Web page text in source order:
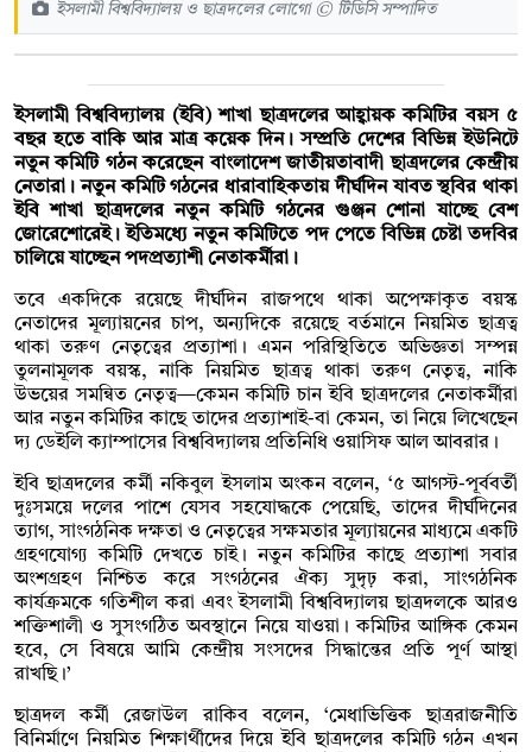
ইসলামী বিশ্ববিদ্যালয় ও ছাত্রদলের লোগো © টিডিসি সম্পাদিত
ইসলামী বিশ্ববিদ্যালয় (ইবি) শাখা ছাত্রদলের আহ্বায়ক কমিটির বয়স ৫
বছর হতে বাকি আর মাত্র কয়েক দিন। সম্প্রতি দেশের বিভিন্ন ইউনিটে
নতুন কমিটি গঠন করেছেন বাংলাদেশ জাতীয়তাবাদী ছাত্রদলের কেন্দ্রীয়
নেতারা। নতুন কমিটি গঠনের ধারাবাহিকতায় দীর্ঘদিন যাবত স্থবির থাকা
ইবি শাখা ছাত্রদলের নতুন কমিটি গঠনের গুঞ্জন শোনা যাচ্ছে বেশ
জোরেশোরেই। ইতিমধ্যে নতুন কমিটিতে পদ পেতে বিভিন্ন চেষ্টা তদবির
চালিয়ে যাচ্ছেন পদপ্রত্যাশী নেতাকর্মীরা।
তবে একদিকে রয়েছে দীর্ঘদিন রাজপথে থাকা অপেক্ষাকৃত বয়স্ক
নেতাদের মূল্যায়নের চাপ, অন্যদিকে রয়েছে বর্তমানে নিয়মিত ছাত্রত্ব
থাকা তরুণ নেতৃত্বের প্রত্যাশা। এমন পরিস্থিতিতে অভিজ্ঞতা সম্পন্ন
তুলনামূলক বয়স্ক, নাকি নিয়মিত ছাত্রত্ব থাকা তরুণ নেতৃত্ব, নাকি
উভয়ের সমন্বিত নেতৃত্ব—কেমন কমিটি চান ইবি ছাত্রদলের নেতাকর্মীরা
আর নতুন কমিটির কাছে তাদের প্রত্যাশাই-বা কেমন, তা নিয়ে লিখেছেন
দ্য ডেইলি ক্যাম্পাসের বিশ্ববিদ্যালয় প্রতিনিধি ওয়াসিফ আল আবরার।
ইবি ছাত্রদলের কর্মী নকিবুল ইসলাম অংকন বলেন, ‘৫ আগস্ট-পূর্ববর্তী
দুঃসময়ে দলের পাশে যেসব সহযোদ্ধকে পেয়েছি, তাদের দীর্ঘদিনের
ত্যাগ, সাংগঠনিক দক্ষতা ও নেতৃত্বের সক্ষমতার মূল্যায়নের মাধ্যমে একটি
গ্রহণযোগ্য কমিটি দেখতে চাই। নতুন কমিটির কাছে প্রত্যাশা সবার
অংশগ্রহণ নিশ্চিত করে সংগঠনের ঐক্য সুদৃঢ় করা, সাংগঠনিক
কার্যক্রমকে গতিশীল করা এবং ইসলামী বিশ্ববিদ্যালয় ছাত্রদলকে আরও
শক্তিশালী ও সুসংগঠিত অবস্থানে নিয়ে যাওয়া।‎ কমিটির আঙ্গিক কেমন
হবে, সে বিষয়ে আমি কেন্দ্রীয় সংসদের সিদ্ধান্তের প্রতি পূর্ণ আস্থা
রাখছি।’
ছাত্রদল কর্মী রেজাউল রাকিব বলেন, ‘মেধাভিত্তিক ছাত্ররাজনীতি
বিনির্মাণে নিয়মিত শিক্ষার্থীদের দিয়ে ইবি ছাত্রদলের কমিটি গঠন এখন